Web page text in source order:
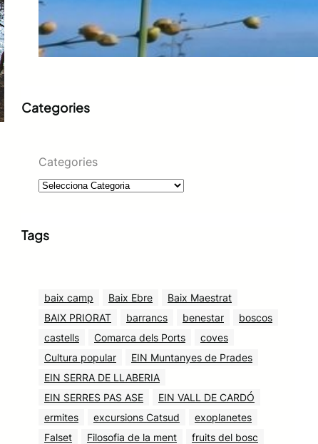
L’espernallac: l’or groc de la
muntanya
juny 14, 2026
Categories
Categories
Tags
baix camp Baix Ebre
Baix Maestrat
BAIX PRIORAT
barrancs benestar
boscos
castells
Comarca dels Ports
coves
Cultura popular
EIN Muntanyes de Prades
EIN SERRA DE LLABERIA
EIN SERRES PAS ASE
EIN VALL DE CARDÓ
ermites
excursions Catsud
exoplanetes
Falset
Filosofia de la ment
fruits del bosc